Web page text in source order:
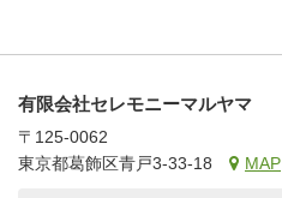
有限会社セレモニーマルヤマ
〒125-0062
東京都葛飾区青戸3-33-18
MAP